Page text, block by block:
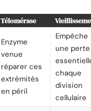
Télomérase
Enzyme
venue
réparer ces
extrémités
en péril
Empêche
une perte
chaque
division
cellulaire